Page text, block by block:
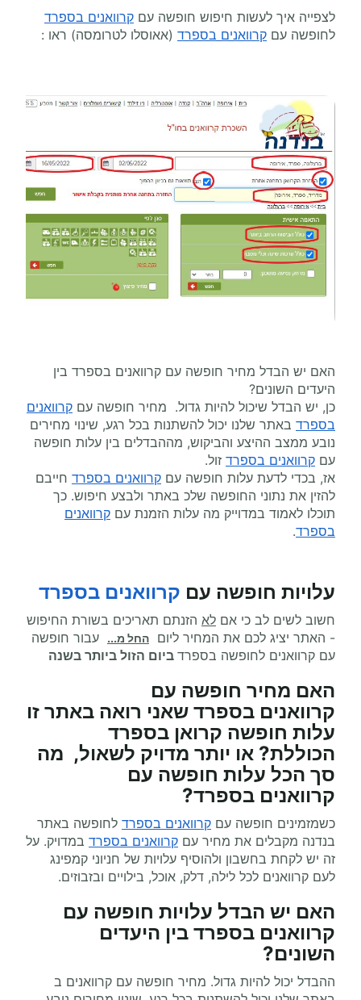
לצפייה איך לעשות חיפוש חופשה עם קרוואנים בספרד
לחופשה עם קרוואנים בספרד (אאוסלו לטרומסה) ראו :
האם יש הבדל מחיר חופשה עם קרוואנים בספרד בין
היעדים השונים?
כן, יש הבדל שיכול להיות גדול. מחיר חופשה עם קרוואנים
בספרד באתר שלנו יכול להשתנות בכל רגע, שינוי מחירים
נובע ממצב ההיצע והביקוש, מההבדלים בין עלות חופשה
עם קרוואנים בספרד זול.
אז, בכדי לדעת עלות חופשה עם קרוואנים בספרד חייבם
להזין את נתוני החופשה שלכ באתר ולבצע חיפוש. כך
תוכלו לאמוד במדוייק מה עלות הזמנת עם קרוואנים
בספרד.
עלויות חופשה עם קרוואנים בספרד
חשוב לשים לב כי אם לא הזנתם תאריכים בשורת החיפוש
- האתר יציג לכם את המחיר ליום החל מ...
עבור חופשה
עם קרוואנים לחופשה בספרד ביום הזול ביותר בשנה
האם מחיר חופשה עם
קרוואנים בספרד שאני רואה באתר זו
עלות חופשה קרואן בספרד
הכוללת? או יותר מדויק לשאול, מה
סך הכל עלות חופשה עם
קרוואנים בספרד?
כשמזמינים חופשה עם קרוואנים בספרד לחופשה באתר
בנדנה מקבלים את מחיר עם קרוואנים בספרד במדויק. על
זה יש לקחת בחשבון ולהוסיף עלויות של חניוני קמפינג
לעם קרוואנים לכל לילה, דלק, אוכל, בילויים ובזבוזים.
האם יש הבדל עלויות חופשה עם
קרוואנים בספרד בין היעדים
השונים?
ההבדל יכול להיות גדול. מחיר חופשה עם קרוואנים ב